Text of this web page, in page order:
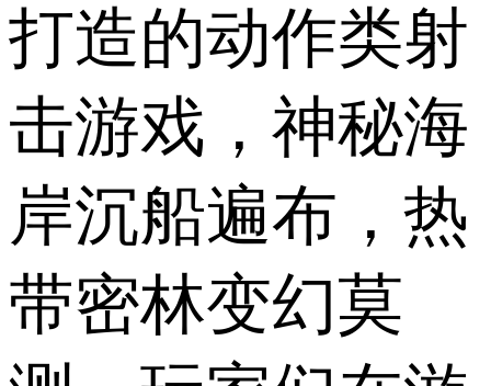
打造的动作类射
击游戏，神秘海
岸沉船遍布，热
带密林变幻莫